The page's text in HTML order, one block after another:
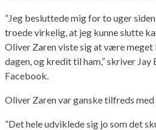
”Jeg besluttede mig for to uger
troede virkelig, at jeg kunne slutte
Oliver Zaren viste sig at være
dagen, og kredit til ham,” skriver
Facebook.
Oliver Zaren var ganske tilfreds
”Det hele udviklede sig jo som det